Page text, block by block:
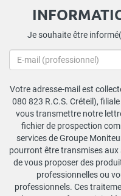
Je souhaite être
Votre adresse-mail est
080 823 R.C.S. Créteil),
vous transmettre notre
fichier de prospection
services de Groupe
pourront être transmises
de vous proposer des
professionnelles ou
professionnels. Ces